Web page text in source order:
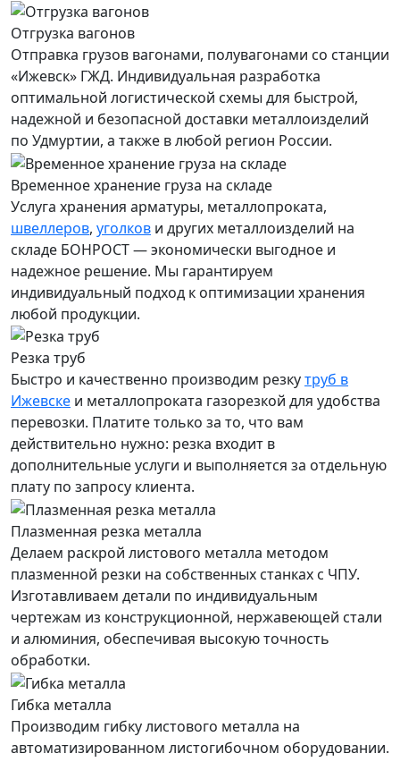
Отгрузка вагонов
Отправка грузов вагонами, полувагонами со станции
«Ижевск» ГЖД. Индивидуальная разработка
оптимальной логистической схемы для быстрой,
надежной и безопасной доставки металлоизделий
по Удмуртии, а также в любой регион России.
Временное хранение груза на складе
Услуга хранения арматуры, металлопроката,
швеллеров, уголков и других металлоизделий на
складе БОНРОСТ — экономически выгодное и
надежное решение. Мы гарантируем
индивидуальный подход к оптимизации хранения
любой продукции.
Резка труб
Быстро и качественно производим резкутруб в
Ижевске и металлопроката газорезкой для удобства
перевозки. Платите только за то, что вам
действительно нужно: резка входит в
дополнительные услуги и выполняется за отдельную
плату по запросу клиента.
Плазменная резка металла
Делаем раскрой листового металла методом
плазменной резки на собственных станках с ЧПУ.
Изготавливаем детали по индивидуальным
чертежам из конструкционной, нержавеющей стали
и алюминия, обеспечивая высокую точность
обработки.
Гибка металла
Производим гибку листового металла на
автоматизированном листогибочном оборудовании.